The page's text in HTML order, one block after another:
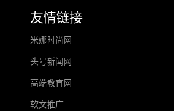
友情链接
米娜时尚网
头号新闻网
高端教育网
软文推广